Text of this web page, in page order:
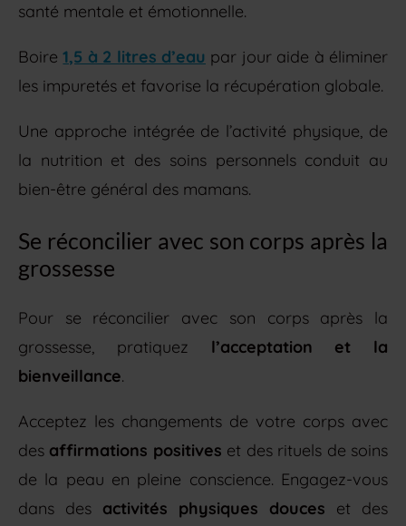
santé mentale et émotionnelle.
Boire1,5 à 2 litres d’eau par jour aide à éliminer
les impuretés et favorise la récupération globale.
Une approche intégrée de l’activité physique, de
la nutrition et des soins personnels conduit au
bien-être général des mamans.
Se réconcilier avec son corps après la
grossesse
Pour se réconcilier avec son corps après la
grossesse, pratiquez l’acceptation et la
bienveillance.
Acceptez les changements de votre corps avec
des affirmations positives et des rituels de soins
de la peau en pleine conscience. Engagez-vous
dans des activités physiques douces et des